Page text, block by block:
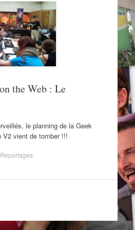
the Web : Le
le planning de la Geek
V2 vient de tomber !!!
Reportages.